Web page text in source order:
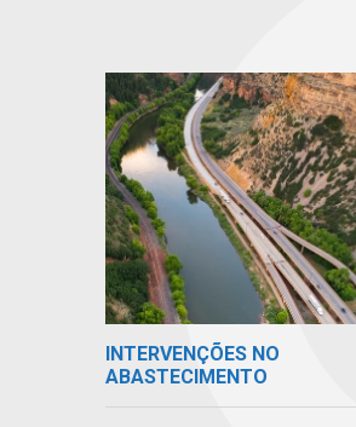
INTERVENÇÕES NO
ABASTECIMENTO